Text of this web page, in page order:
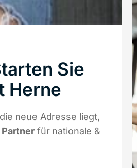
Sie
Herne
neue Adresse liegt,
für nationale &